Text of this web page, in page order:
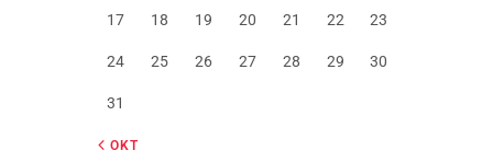
17 18 19 20 21 22 23
24 25 26 27 28 29 30
31
« OKT